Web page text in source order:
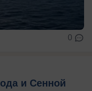
0
и Сенной